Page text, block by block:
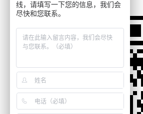
 在线客服
线，请填写一下您的信息，我们会
尽快和您联系。